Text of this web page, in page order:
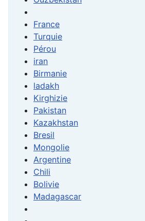
France
Turquie
Pérou
iran
Birmanie
ladakh
Kirghizie
Pakistan
Kazakhstan
Bresil
Mongolie
Argentine
Chili
Bolivie
Madagascar